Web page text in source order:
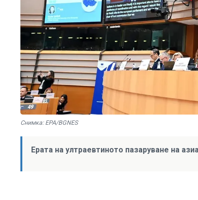
Снимка: EPA/BGNES
Ерата на ултраевтиното пазаруване на